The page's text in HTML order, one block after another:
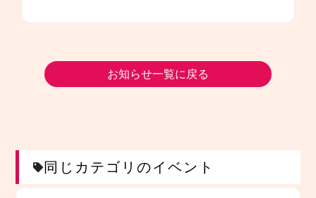
お知らせ一覧に戻る
同じカテゴリのイベント